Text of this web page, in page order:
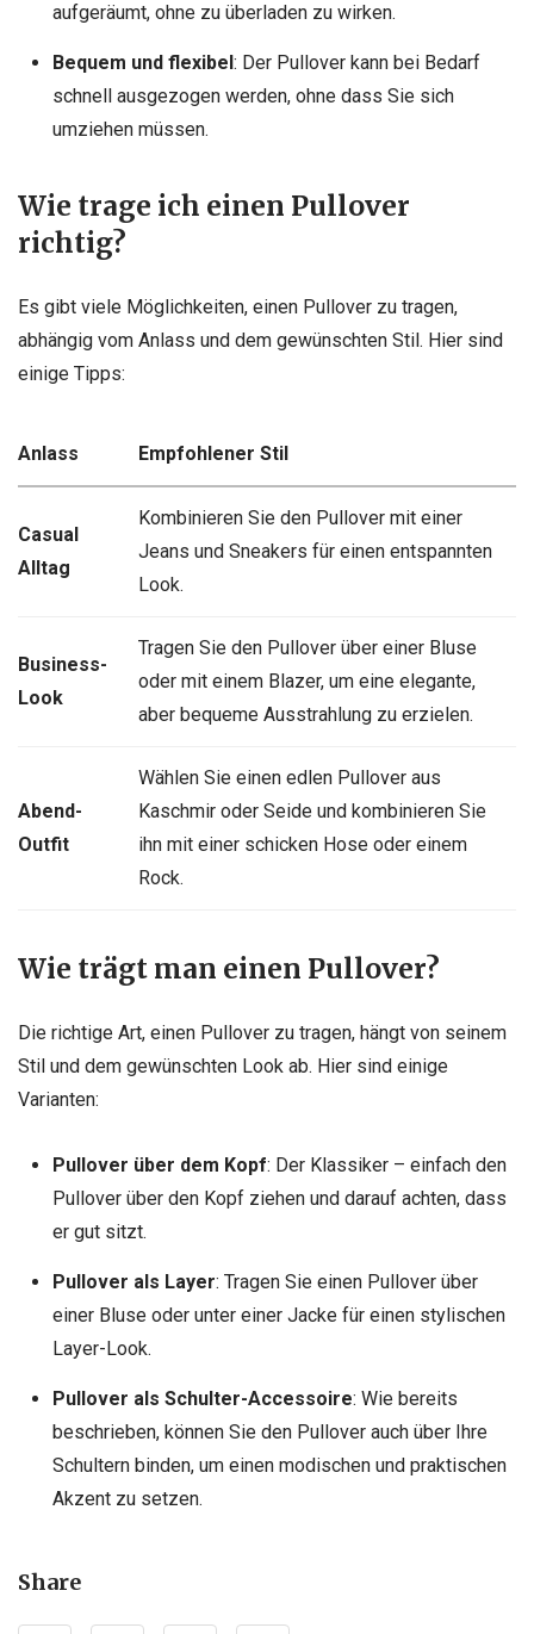
aufgeräumt, ohne zu überladen zu wirken.
Bequem und flexibel : Der Pullover kann bei Bedarf
schnell ausgezogen werden, ohne dass Sie sich
umziehen müssen.
Wie trage ich einen Pullover
richtig?
Es gibt viele Möglichkeiten, einen Pullover zu tragen,
abhängig vom Anlass und dem gewünschten Stil. Hier sind
einige Tipps:
Anlass Empfohlener Stil
Casual
Alltag
Kombinieren Sie den Pullover mit einer
Jeans und Sneakers für einen entspannten
Look.
Business-
Look
Tragen Sie den Pullover über einer Bluse
oder mit einem Blazer, um eine elegante,
aber bequeme Ausstrahlung zu erzielen.
Abend-
Outfit
Wählen Sie einen edlen Pullover aus
Kaschmir oder Seide und kombinieren Sie
ihn mit einer schicken Hose oder einem
Rock.
Wie trägt man einen Pullover?
Die richtige Art, einen Pullover zu tragen, hängt von seinem
Stil und dem gewünschten Look ab. Hier sind einige
Varianten:
Pullover über dem Kopf: Der Klassiker – einfach den
Pullover über den Kopf ziehen und darauf achten, dass
er gut sitzt.
Pullover als Layer: Tragen Sie einen Pullover über
einer Bluse oder unter einer Jacke für einen stylischen
Layer-Look.
Pullover als Schulter-Accessoire: Wie bereits
beschrieben, können Sie den Pullover auch über Ihre
Schultern binden, um einen modischen und praktischen
Akzent zu setzen.
Share